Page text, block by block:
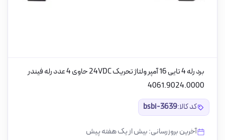
برد رله 4 تایی 16 آمپر ولتاژ تحریک 24VDC حاوی 4 عدد رله فیندر
4061.9024.0000
کد کالا:bsbi-3639
آخرین بروزرسانی: بیش از یک هفته پیش